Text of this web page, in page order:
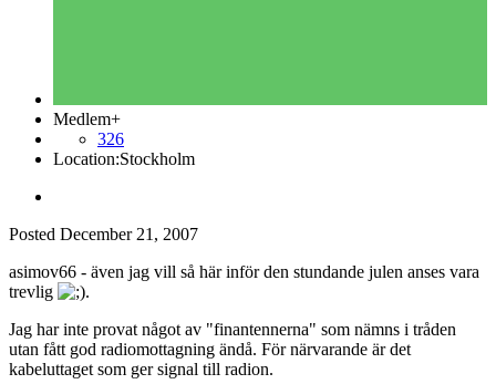
Medlem+
326
Location:Stockholm
Posted December 21, 2007
asimov66 - även jag vill så här inför den stundande julen anses vara
trevlig
.
Jag har inte provat något av "finantennerna" som nämns i tråden
utan fått god radiomottagning ändå. För närvarande är det
kabeluttaget som ger signal till radion.